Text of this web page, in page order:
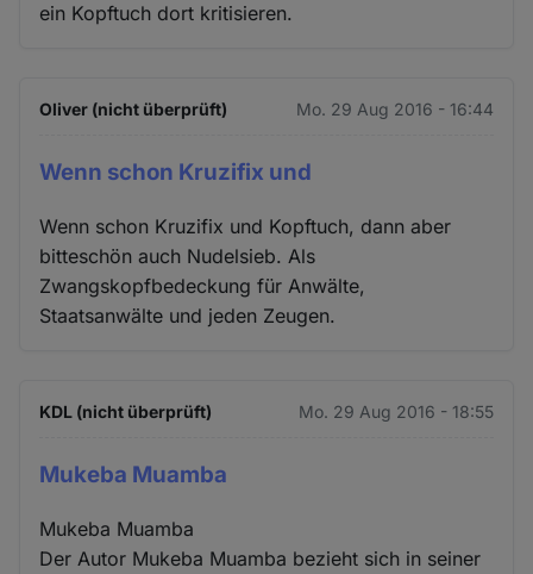
ein Kopftuch dort kritisieren.
Oliver (nicht überprüft) Mo. 29 Aug 2016 - 16:44
Wenn schon Kruzifix und
Wenn schon Kruzifix und Kopftuch, dann aber
bitteschön auch Nudelsieb. Als
Zwangskopfbedeckung für Anwälte,
Staatsanwälte und jeden Zeugen.
KDL (nicht überprüft) Mo. 29 Aug 2016 - 18:55
Mukeba Muamba
Mukeba Muamba
Der Autor Mukeba Muamba bezieht sich in seiner